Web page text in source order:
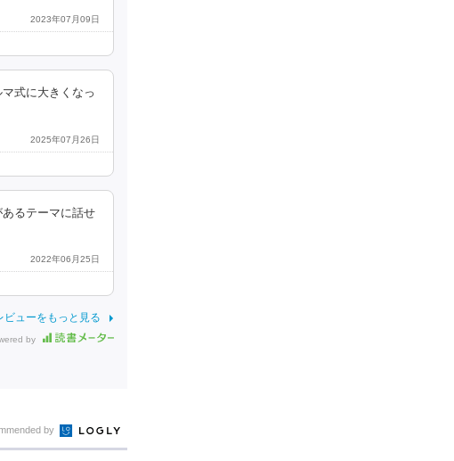
2023年07月09日
式に大きくなっ
2025年07月26日
るテーマに話せ
2022年06月25日
ビューをもっと見る
by
by